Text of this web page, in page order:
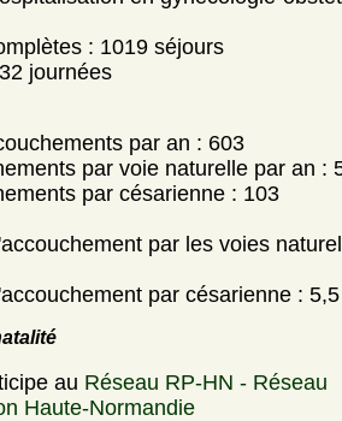
: 1019 séjours
journées
par an : 603
par voie naturelle par an :
par césarienne : 103
par les voies
par césarienne :
au Réseau RP-HN - Réseau
Haute-Normandie